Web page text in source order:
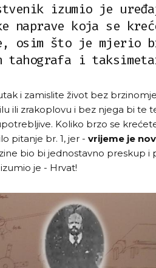
izumio je
naprave koja se
osim što je mjerio
tahografa i
i zamislite život bez
ili zrakoplovu i bez njega bi te
Koliko brzo se
pitanje br. 1, jer - vrijeme je
bio bi jednostavno preskup i
je - Hrvat!